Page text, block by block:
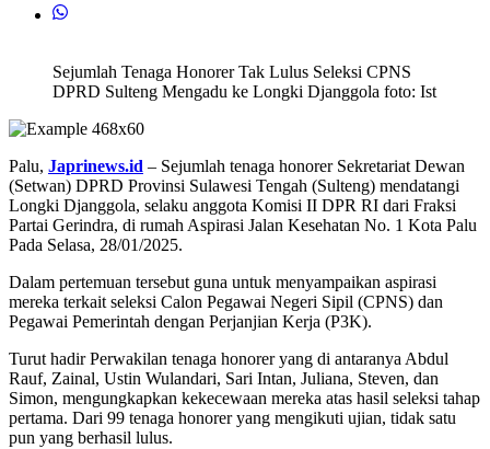
Sejumlah Tenaga Honorer Tak Lulus Seleksi CPNS
DPRD Sulteng Mengadu ke Longki Djanggola foto: Ist
Palu, Japrinews.id – Sejumlah tenaga honorer Sekretariat Dewan
(Setwan) DPRD Provinsi Sulawesi Tengah (Sulteng) mendatangi
Longki Djanggola, selaku anggota Komisi II DPR RI dari Fraksi
Partai Gerindra, di rumah Aspirasi Jalan Kesehatan No. 1 Kota Palu
Pada Selasa, 28/01/2025.
Dalam pertemuan tersebut guna untuk menyampaikan aspirasi
mereka terkait seleksi Calon Pegawai Negeri Sipil (CPNS) dan
Pegawai Pemerintah dengan Perjanjian Kerja (P3K).
Turut hadir Perwakilan tenaga honorer yang di antaranya Abdul
Rauf, Zainal, Ustin Wulandari, Sari Intan, Juliana, Steven, dan
Simon, mengungkapkan kekecewaan mereka atas hasil seleksi tahap
pertama. Dari 99 tenaga honorer yang mengikuti ujian, tidak satu
pun yang berhasil lulus.